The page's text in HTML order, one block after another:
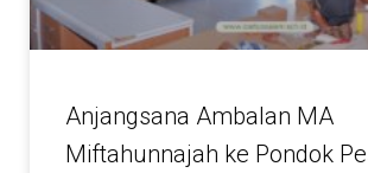
Anjangsana Ambalan MA
Miftahunnajah ke Pondok